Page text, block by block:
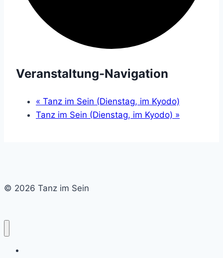
Veranstaltung-Navigation
« Tanz im Sein (Dienstag, im Kyodo)
Tanz im Sein (Dienstag, im Kyodo) »
© 2026 Tanz im Sein